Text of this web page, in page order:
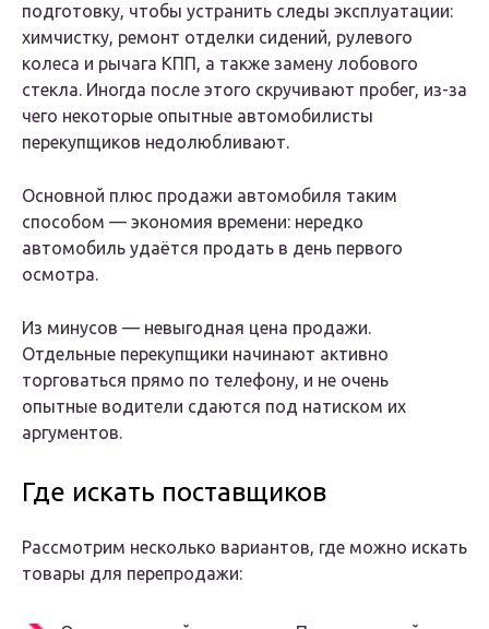
подготовку, чтобы устранить следы эксплуатации:
химчистку, ремонт отделки сидений, рулевого
колеса и рычага КПП, а также замену лобового
стекла. Иногда после этого скручивают пробег, из-за
чего некоторые опытные автомобилисты
перекупщиков недолюбливают.
Основной плюс продажи автомобиля таким
способом — экономия времени: нередко
автомобиль удаётся продать в день первого
осмотра.
Из минусов — невыгодная цена продажи.
Отдельные перекупщики начинают активно
торговаться прямо по телефону, и не очень
опытные водители сдаются под натиском их
аргументов.
Где искать поставщиков
Рассмотрим несколько вариантов, где можно искать
товары для перепродажи: